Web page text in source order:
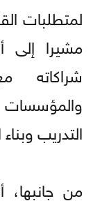
لمتطلبات
مشيرا
شراكاته
والمؤسسات
التدريب
من جانبها،